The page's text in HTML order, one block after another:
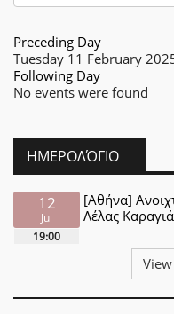
Preceding Day
Tuesday 11 February
Following Day
No events were found
ΗΜΕΡΟΛΌΓΙΟ
12
Jul
19:00
[Αθήνα]
Λέλας